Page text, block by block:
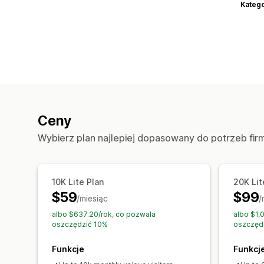
Ceny
Wybierz plan najlepiej dopasowany do potrzeb
10K Lite Plan
$59/miesiąc
albo $637.20/rok, co pozwala
oszczędzić 10%
Funkcje
20K
$99/
albo